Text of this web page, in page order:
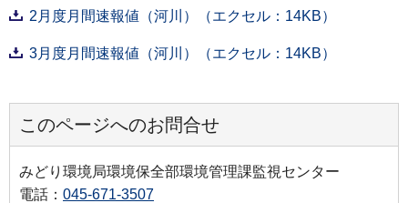
2月度月間速報値（河川）（エクセル：14KB）
3月度月間速報値（河川）（エクセル：14KB）
このページへのお問合せ
みどり環境局環境保全部環境管理課監視センター
電話： 045-671-3507